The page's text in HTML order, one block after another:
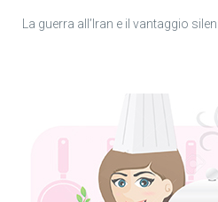
La guerra all’Iran e il vantaggio